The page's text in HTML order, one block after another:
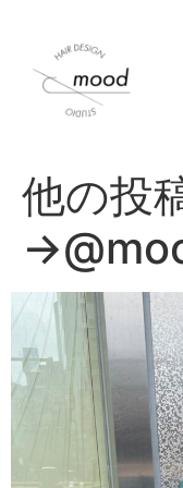
他の投